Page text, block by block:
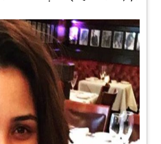
युवाओं की किस्मत, जानिए कैसे
की किस्मत बदलने जा रहा है। भारत
टीम मोबाइल वैन के जरिए पूरे
अप स्थापित करने की चाह रखने
पढ़ें